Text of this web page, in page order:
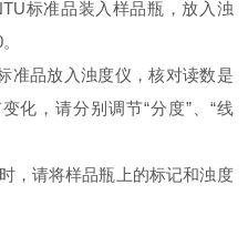
标准品装入样品瓶，放入浊
品放入浊度仪，核对读数是
化，请分别调节“分度”、“线
请将样品瓶上的标记和浊度